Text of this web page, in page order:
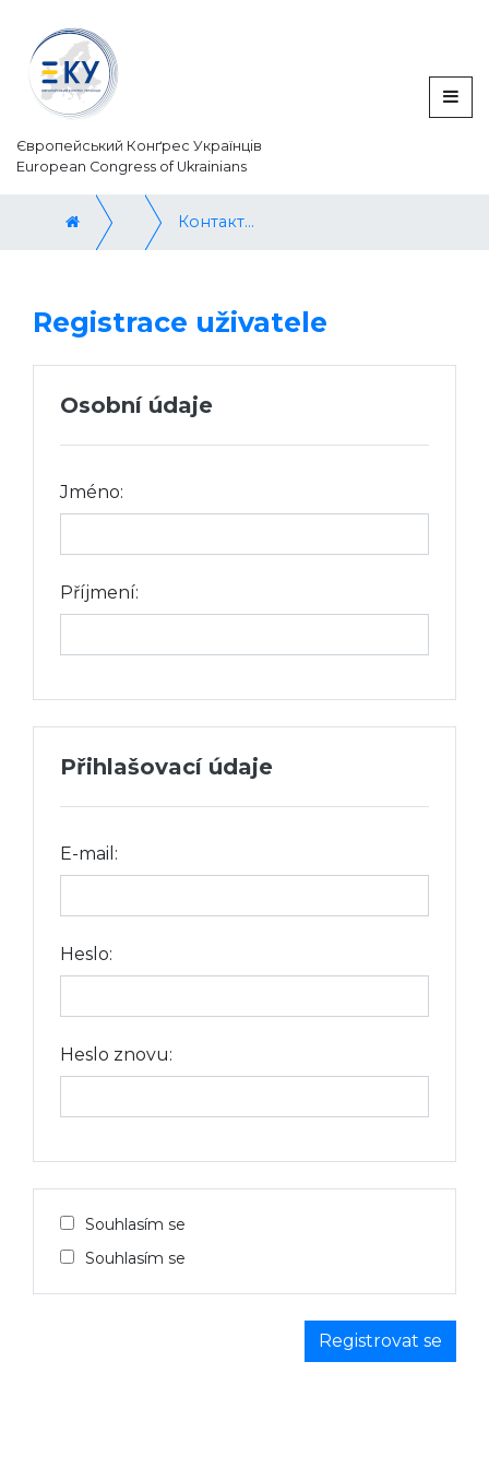
Європейський Конґрес Українців
European Congress of Ukrainians
Контакт / Contact us
Registrace uživatele
Osobní údaje
Jméno:
Příjmení:
Přihlašovací údaje
E-mail:
Heslo:
Heslo znovu:
Souhlasím se
Souhlasím se